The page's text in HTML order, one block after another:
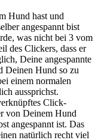
Hund hast und
angespannt bist
was nicht bei 3 vom
des Clickers, dass er
Deine angespannte
Deinen Hund so zu
einem normalen
aussprichst.
Click-
von Deinem Hund
angespannt ist. Das
natürlich recht viel